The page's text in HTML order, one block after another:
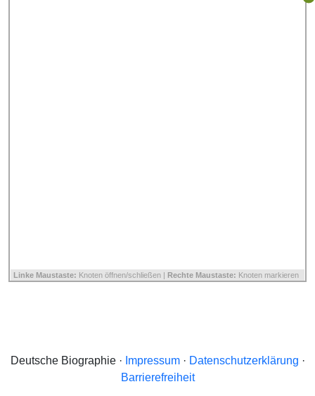
Linke Maustaste: Knoten öffnen/schließen | Rechte Maustaste: Knoten markieren
Deutsche Biographie · Impressum· Datenschutzerklärung ·
Barrierefreiheit